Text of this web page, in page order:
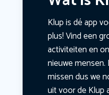
Klup is dé app
plus! Vind een
activiteiten en
nieuwe
missen dus we
uit voor de Klup